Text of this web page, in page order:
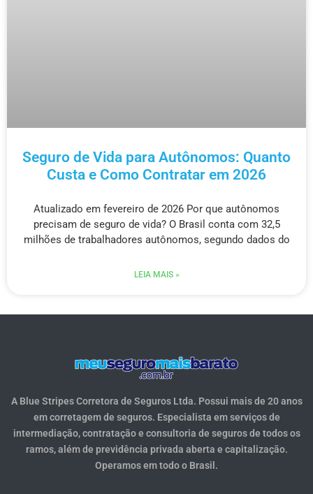
Seguro de Vida para Autônomos: Quanto
Custa e Como Contratar em 2026
Atualizado em fevereiro de 2026 Por que autônomos
precisam de seguro de vida? O Brasil conta com 32,5
milhões de trabalhadores autônomos, segundo dados do
LEIA MAIS »
A Blue Stripes Corretora de Seguros Ltda. Possui mais de 20 anos
em corretagem de seguros. Especialista em serviços de
intermediação, contratação e consultoria de seguros de todos os
ramos, além de previdência privada aberta e capitalização.
Operamos em todo o Brasil.